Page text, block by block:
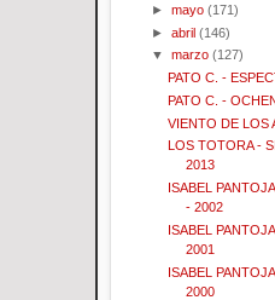
►mayo (171)
►abril (146)
▼marzo (127)
PATO C. -
PATO C. -
VIENTO DE LOS
LOS TOTORA -
2013
ISABEL
- 2002
ISABEL
2001
ISABEL
2000